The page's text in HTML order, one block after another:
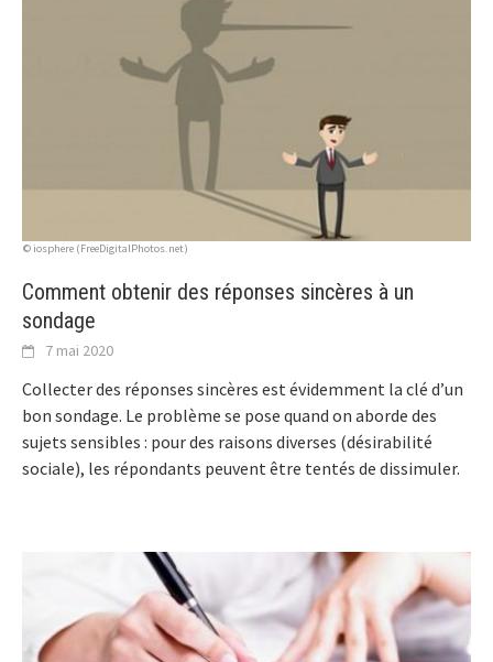
© iosphere (FreeDigitalPhotos.net)
Comment obtenir des réponses sincères à un
sondage
7 mai 2020
Collecter des réponses sincères est évidemment la clé d’un
bon sondage. Le problème se pose quand on aborde des
sujets sensibles : pour des raisons diverses (désirabilité
sociale), les répondants peuvent être tentés de dissimuler.